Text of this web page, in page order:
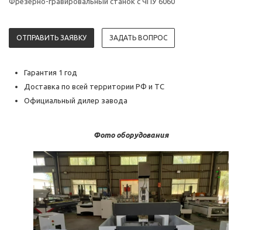
ОТПРАВИТЬ ЗАЯВКУ ЗАДАТЬ ВОПРОС
Гарантия 1 год
Доставка по всей территории РФ и ТС
Официальный дилер завода
Фото оборудования